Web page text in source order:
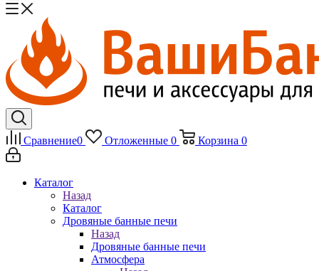
Сравнение0 Отложенные 0 Корзина 0
Каталог
Назад
Каталог
Дровяные банные печи
Назад
Дровяные банные печи
Атмосфера